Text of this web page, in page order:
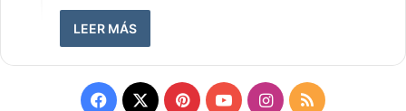
LEER MÁS
Facebook
X PinterestYouTubeInstagram
RSS